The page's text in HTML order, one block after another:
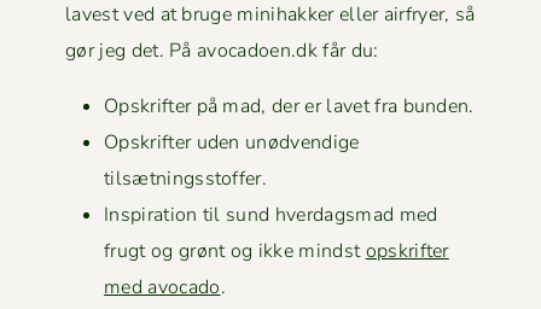
lavest ved at bruge mini­hakker eller air­fry­er, så
gør jeg det. På avocadoen.dk får du:
Opskrifter på mad, der er lavet fra bunden.
Opskrifter uden unød­vendi­ge
tilsætningsstoffer.
Inspi­ra­tion til sund hverdags­mad med
frugt og grønt og ikke mindstopskrifter
med avo­ca­do.